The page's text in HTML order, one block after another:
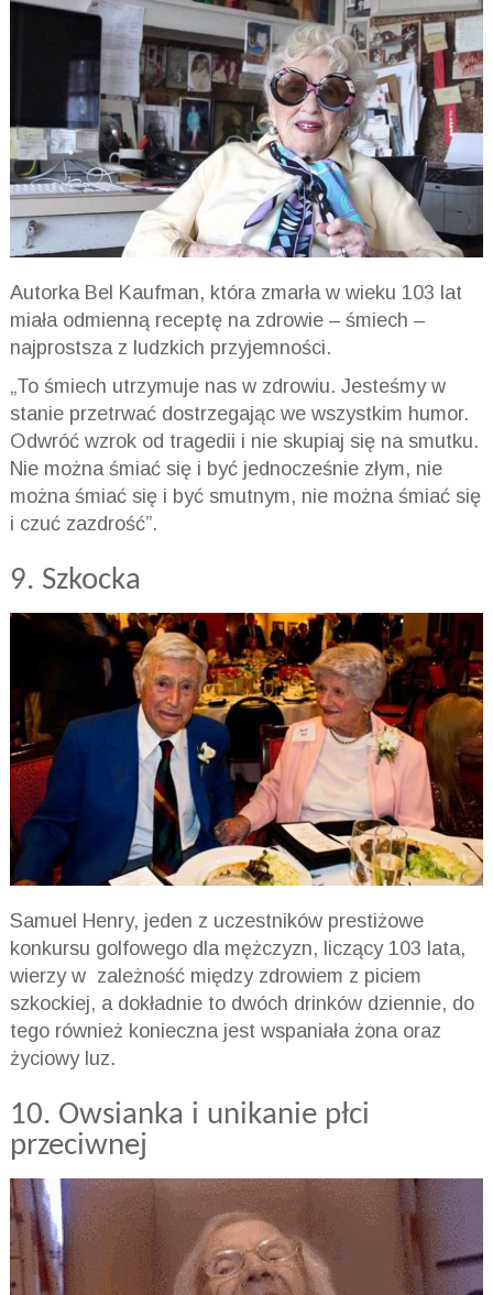
Autorka Bel Kaufman, która zmarła w wieku 103 lat
miała odmienną receptę na zdrowie – śmiech –
najprostsza z ludzkich przyjemności.
„To śmiech utrzymuje nas w zdrowiu. Jesteśmy w
stanie przetrwać dostrzegając we wszystkim humor.
Odwróć wzrok od tragedii i nie skupiaj się na smutku.
Nie można śmiać się i być jednocześnie złym, nie
można śmiać się i być smutnym, nie można śmiać się
i czuć zazdrość”.
9. Szkocka
Samuel Henry, jeden z uczestników prestiżowe
konkursu golfowego dla mężczyzn, liczący 103 lata,
wierzy w zależność między zdrowiem z piciem
szkockiej, a dokładnie to dwóch drinków dziennie, do
tego również konieczna jest wspaniała żona oraz
życiowy luz.
10. Owsianka i unikanie płci
przeciwnej